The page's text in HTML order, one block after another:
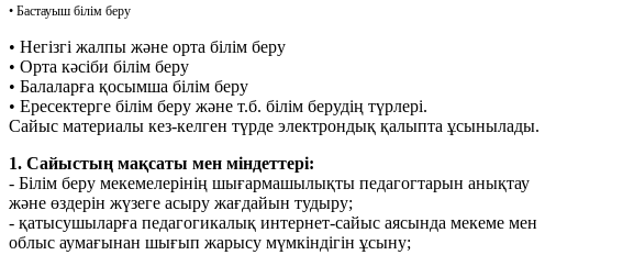
• Бастауыш білім беру
• Негізгі жалпы және орта білім беру
• Орта кәсіби білім беру
• Балаларға қосымша білім беру
• Ересектерге білім беру және т.б. білім берудің түрлері.
Сайыс материалы кез-келген түрде электрондық қалыпта ұсынылады.
1. Сайыстың мақсаты мен міндеттері:
- Білім беру мекемелерінің шығармашылықты педагогтарын анықтау
және өздерін жүзеге асыру жағдайын тудыру;
- қатысушыларға педагогикалық интернет-сайыс аясында мекеме мен
облыс аумағынан шығып жарысу мүмкіндігін ұсыну;